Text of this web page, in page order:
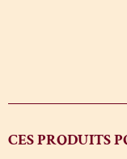
CES PRODUITS